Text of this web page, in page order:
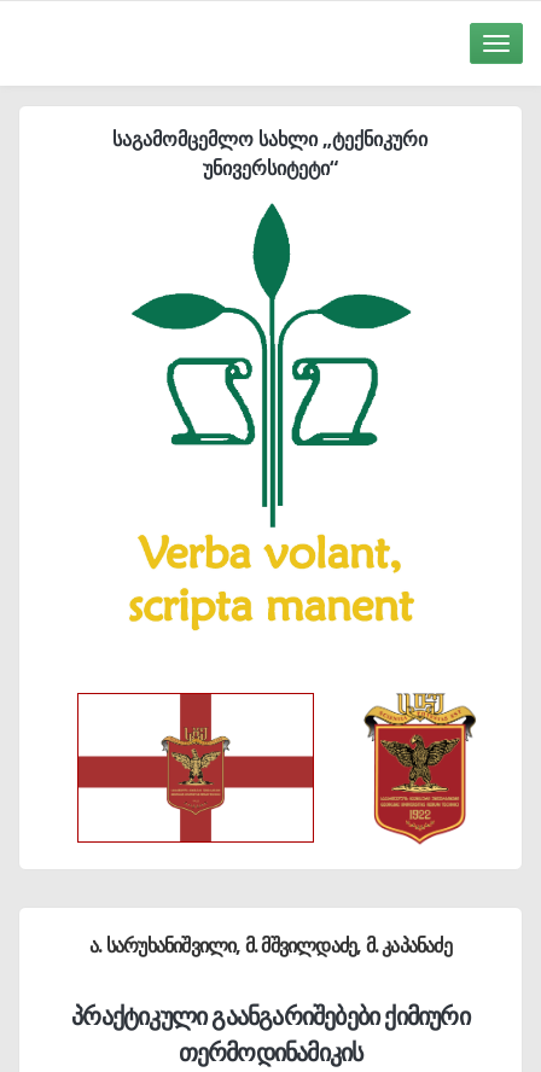
Toggle
საგამომცემლო სახლი „ტექნიკური
უნივერსიტეტი“
ა. სარუხანიშვილი, მ. მშვილდაძე, მ. კაპანაძე
პრაქტიკული გაანგარიშებები ქიმიური
თერმოდინამიკის